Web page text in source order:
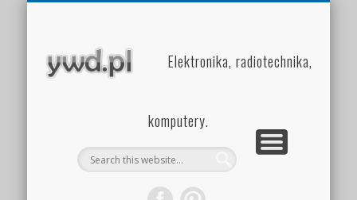
Elektronika, radiotechnika,
komputery.